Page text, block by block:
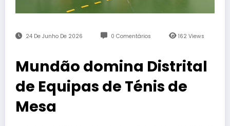
24 De Junho De 2026 0 Comentários 162Views
Mundão domina Distrital
de Equipas de Ténis de
Mesa